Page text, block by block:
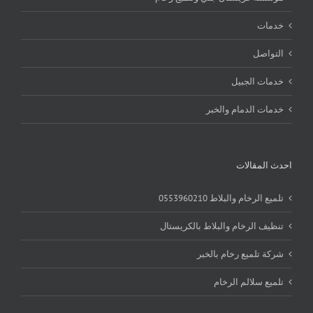
خدمات
التواصل
خدمات الجبيل
خدمات الدمام والخبر
احدث المقالات
تلميع الرخام والبلاط 0553960210
تنظيف الرخام والبلاط بالكريستال
شركة تلميع رخام بالخبر
تلميع سلالم الرخام